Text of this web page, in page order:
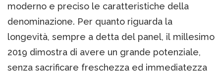
moderno e preciso le caratteristiche della
denominazione. Per quanto riguarda la
longevità, sempre a detta del panel, il millesimo
2019 dimostra di avere un grande potenziale,
senza sacrificare freschezza ed immediatezza